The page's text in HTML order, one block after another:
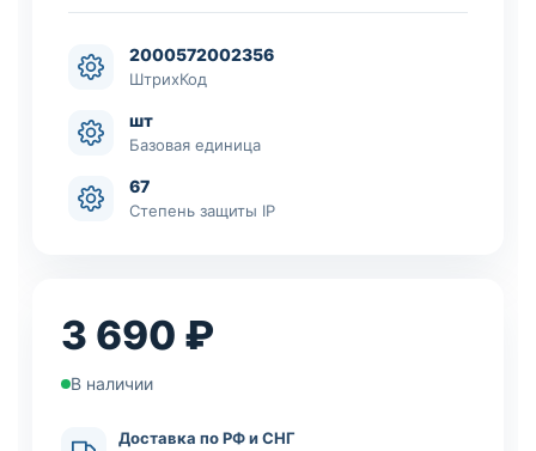
2000572002356
ШтрихКод
шт
Базовая единица
67
Степень защиты IP
3 690 ₽
В наличии
Доставка по РФ и СНГ